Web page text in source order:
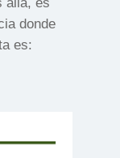
donde
es: